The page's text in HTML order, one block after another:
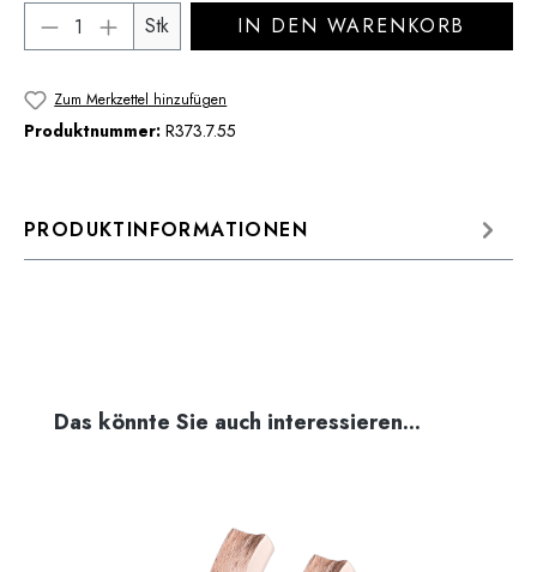
Produkt Anzahl: Gib den gewünschten
Stk IN DEN WARENKORB
Zum Merkzettel hinzufügen
Produktnummer: R373.7.55
PRODUKTINFORMATIONEN
Produktgalerie überspringen
Das könnte Sie auch interessieren...